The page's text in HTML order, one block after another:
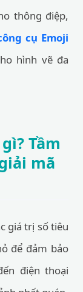
thông điệp,
cụ Emoji
hình vẽ đa
Tầm
mã
giá trị số tiêu
để đảm bảo
điện thoại